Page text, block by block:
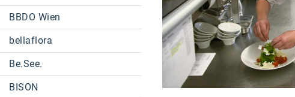
BBDO Wien
bellaflora
Be.See.
BISON